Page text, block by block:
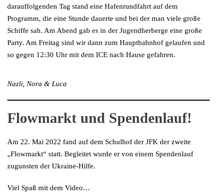
darauffolgenden Tag stand eine Hafenrundfahrt auf dem
Programm, die eine Stunde dauerte und bei der man viele große
Schiffe sah. Am Abend gab es in der Jugendherberge eine große
Party. Am Freitag sind wir dann zum Hauptbahnhof gelaufen und
so gegen 12:30 Uhr mit dem ICE nach Hause gefahren.
Nazli, Nora & Luca
Flowmarkt und Spendenlauf!
Am 22. Mai 2022 fand auf dem Schulhof der JFK der zweite
„Flowmarkt“ statt. Begleitet wurde er von einem Spendenlauf
zugunsten der Ukraine-Hilfe.
Viel Spaß mit dem Video…